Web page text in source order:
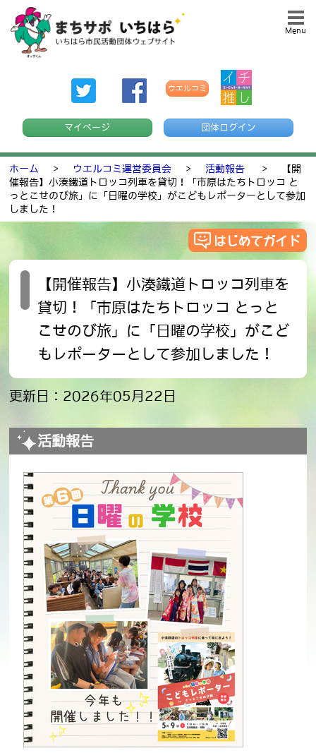
マイページ 団体ログイン
ウエルコミ
Menu
ホーム > ウエルコミ運営委員会 > 活動報告 >
【開
催報告】小湊鐵道トロッコ列車を貸切！「市原はたちトロッコ と
っとこせのび旅」に「日曜の学校」がこどもレポーターとして参加
しました！
【開催報告】小湊鐵道トロッコ列車を
貸切！「市原はたちトロッコ とっと
こせのび旅」に「日曜の学校」がこど
もレポーターとして参加しました！
更新日：2026年05月22日
活動報告